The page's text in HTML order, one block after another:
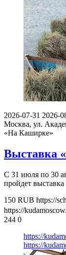
2026-07-31 2026-
Москва, ул.
«На Каширке»
Выставка
С 31 июля по 30
пройдет
150 RUB https://
https://
244 0
https://
https://